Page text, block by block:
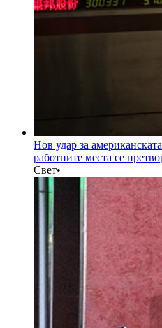
Нов удар за
работните места се
Свет•